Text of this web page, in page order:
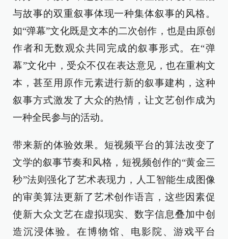
与故事的双重叙事体现一种集体叙事的风格。
如“弹幕”文化既是文本的二次创作，也是由原创
作者和无数观众共同完成的叙事形式。在“弹
幕”文化中，受众不仅在表达意见，也在重构文
本，甚至用原作元素进行新的叙事建构，这种
叙事方式激发了大众的热情，让文艺创作成为
一种全民参与的活动。
带来新的体验效果。短视频平台的算法改变了
文学的叙事节奏和风格，短视频创作的“黄金三
秒”法则强化了艺术表现力，人工智能生成图像
的审美算法更新了艺术创作语言，这些因素促
使新大众文艺在虚拟现实、数字信息叠加中创
造沉浸体验。在博物馆、电影院、游戏平台